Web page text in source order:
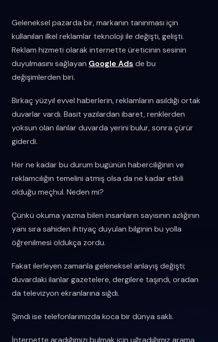
Geleneksel pazarda bir, markanın tanınması için
kullanılan ilkel reklamlar teknoloji ile değişti, gelişti.
Reklam hizmeti olarak internette üreticinin sesinin
duyulmasını sağlayan Google Ads de bu
değişimlerden biri.
Birkaç yüzyıl evvel haberlerin, reklamların asıldığı ortak
duvarlar vardı. Basit yazılardan ibaret, renklerden
yoksun olan ilanlar duvarda yerini bulur, sonra çürür
giderdi.
Her ne kadar bu durum bugünün haberciliğinin ve
reklamcılığın temelini atmış olsa da ne kadar etkili
olduğu meçhul. Neden mi?
Çünkü okuma yazma bilen insanların sayısının azlığının
yanı sıra sahiden ihtiyaç duyulan bilginin bu yolla
öğrenilmesi oldukça zordu.
Fakat ilerleyen zamanla geleneksel anlayış değişti;
duvardaki ilanlar gazetelere, dergilere taşındı, oradan
da televizyon ekranlarına sığdı.
Şimdi ise telefonlarımızda koca bir dünya saklı.
İnternette aradığımızı bulmak için uğradığımız arama